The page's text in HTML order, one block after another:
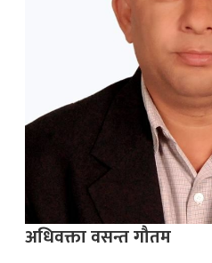
अधिवक्ता वसन्त गौतम